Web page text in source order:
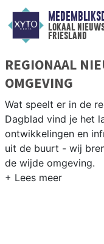
lokaal
friesland
REGIONAAL
OMGEVING
Wat speelt er in de
Dagblad vind je het
ontwikkelingen en
uit de buurt - wij
de wijde omgeving.